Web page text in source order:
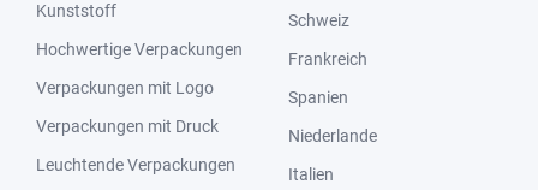
Kunststoff
Hochwertige Verpackungen
Verpackungen mit Logo
Verpackungen mit Druck
Leuchtende Verpackungen
Schweiz
Frankreich
Spanien
Niederlande
Italien